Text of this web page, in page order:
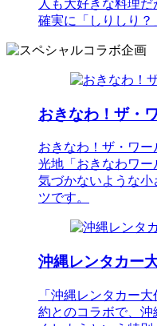
人も大好きな料理だ
確実に「しりしり？
おきなわ！ザ・
おきなわ！ザ・ワ
光地「おきなわワ
気づかないような
ツです。
沖縄レンタカー
「沖縄レンタカー
約とのコラボで、沖